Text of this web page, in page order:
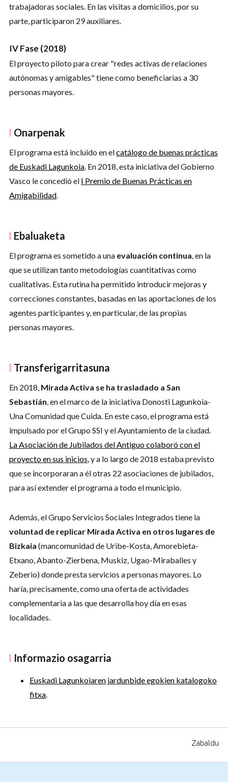
trabajadoras sociales. En las visitas a domicilios, por su
parte, participaron 29 auxiliares.
IV Fase (2018)
El proyecto piloto para crear "redes activas de relaciones
autónomas y amigables" tiene como beneficiarias a 30
personas mayores.
Onarpenak
El programa está incluido en elcatálogo de buenas prácticas
de Euskadi Lagunkoia. En 2018, esta iniciativa del Gobierno
Vasco le concedió el I Premio de Buenas Prácticas en
Amigabilidad.
Ebaluaketa
El programa es sometido a una evaluación continua, en la
que se utilizan tanto metodologías cuantitativas como
cualitativas. Esta rutina ha permitido introducir mejoras y
correcciones constantes, basadas en las aportaciones de los
agentes participantes y, en particular, de las propias
personas mayores.
Transferigarritasuna
En 2018, Mirada Activa se ha trasladado a San
Sebastián, en el marco de la iniciativa Donosti Lagunkoia-
Una Comunidad que Cuida. En este caso, el programa está
impulsado por el Grupo SSI y el Ayuntamiento de la ciudad.
La Asociación de Jubilados del Antiguo colaboró con el
proyecto en sus inicios, y a lo largo de 2018 estaba previsto
que se incorporaran a él otras 22 asociaciones de jubilados,
para así extender el programa a todo el municipio.
Además, el Grupo Servicios Sociales Integrados tiene la
voluntad de replicar Mirada Activa en otros lugares de
Bizkaia (mancomunidad de Uribe-Kosta, Amorebieta-
Etxano, Abanto-Zierbena, Muskiz, Ugao-Miraballes y
Zeberio) donde presta servicios a personas mayores. Lo
haría, precisamente, como una oferta de actividades
complementaria a las que desarrolla hoy día en esas
localidades.
Informazio osagarria
Euskadi Lagunkoiaren jardunbide egokien katalogoko
fitxa.
Zabaldu
Harpidetu zaitez